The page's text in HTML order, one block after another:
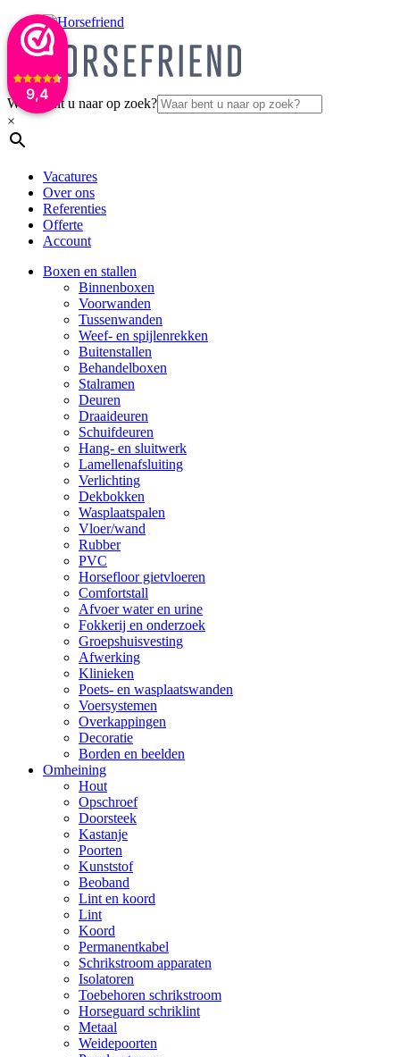
9,4
Waar bent u naar op zoek?
×
Vacatures
Over ons
Referenties
Offerte
Account
Boxen en stallen
Binnenboxen
Voorwanden
Tussenwanden
Weef- en spijlenrekken
Buitenstallen
Behandelboxen
Stalramen
Deuren
Draaideuren
Schuifdeuren
Hang- en sluitwerk
Lamellenafsluiting
Verlichting
Dekbokken
Wasplaatspalen
Vloer/wand
Rubber
PVC
Horsefloor gietvloeren
Comfortstall
Afvoer water en urine
Fokkerij en onderzoek
Groepshuisvesting
Afwerking
Klinieken
Poets- en wasplaatswanden
Voersystemen
Overkappingen
Decoratie
Borden en beelden
Omheining
Hout
Opschroef
Doorsteek
Kastanje
Poorten
Kunststof
Beoband
Lint en koord
Lint
Koord
Permanentkabel
Schrikstroom apparaten
Isolatoren
Toebehoren schrikstroom
Horseguard schriklint
Metaal
Weidepoorten